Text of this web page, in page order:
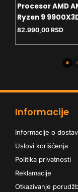
Procesor AMD
Ryzen 9
GHz Tray
82.990,00 RSD
Informacije
Informacije o
Uslovi korišćenja
Politika privatnosti
Reklamacije
Otkazivanje